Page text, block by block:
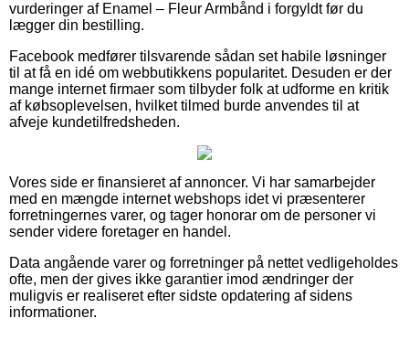
vurderinger af Enamel – Fleur Armbånd i forgyldt før du
lægger din bestilling.
Facebook medfører tilsvarende sådan set habile løsninger
til at få en idé om webbutikkens popularitet. Desuden er der
mange internet firmaer som tilbyder folk at udforme en kritik
af købsoplevelsen, hvilket tilmed burde anvendes til at
afveje kundetilfredsheden.
Vores side er finansieret af annoncer. Vi har samarbejder
med en mængde internet webshops idet vi præsenterer
forretningernes varer, og tager honorar om de personer vi
sender videre foretager en handel.
Data angående varer og forretninger på nettet vedligeholdes
ofte, men der gives ikke garantier imod ændringer der
muligvis er realiseret efter sidste opdatering af sidens
informationer.